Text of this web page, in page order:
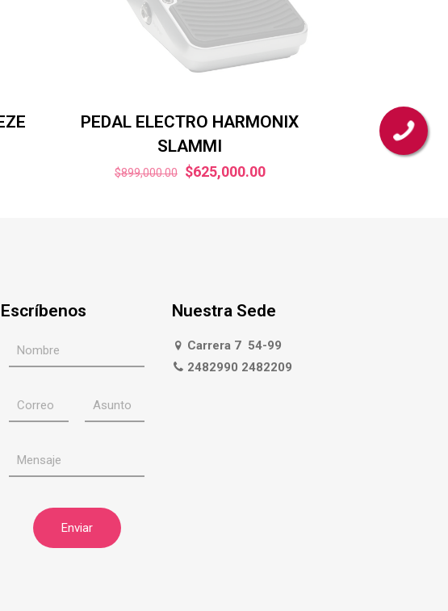
PEDAL ELECTRO HARMONIX
SLAMMI
$899,000.00 El
$625,000.00El
Escríbenos Nuestra Sede
Carrera 7 54-99
2482990 2482209